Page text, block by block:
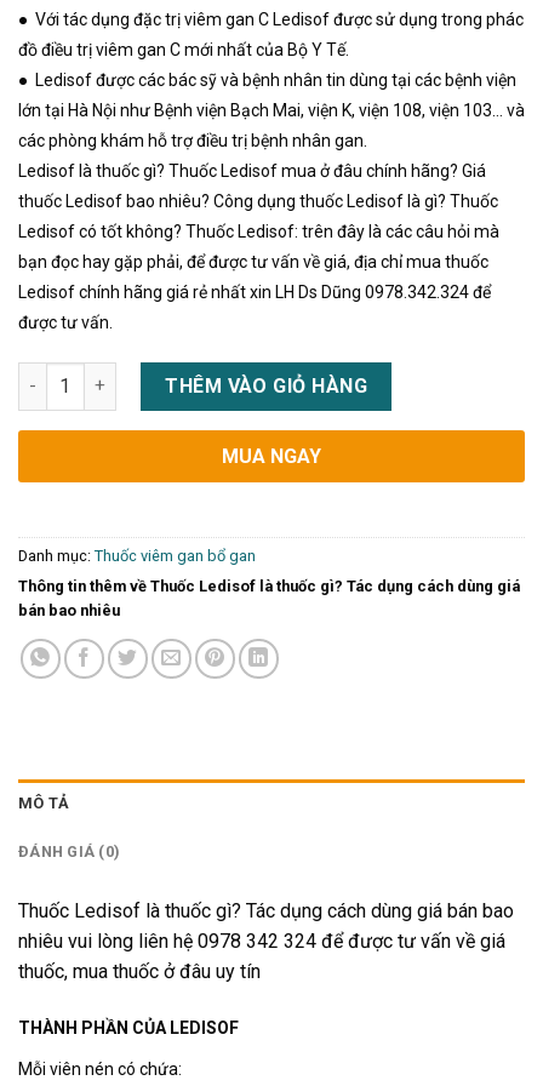
● Với tác dụng đặc trị viêm gan C Ledisof được sử dụng trong phác
đồ điều trị viêm gan C mới nhất của Bộ Y Tế.
● Ledisof được các bác sỹ và bệnh nhân tin dùng tại các bệnh viện
lớn tại Hà Nội như Bệnh viện Bạch Mai, viện K, viện 108, viện 103… và
các phòng khám hỗ trợ điều trị bệnh nhân gan.
Ledisof là thuốc gì? Thuốc Ledisof mua ở đâu chính hãng? Giá
thuốc Ledisof bao nhiêu? Công dụng thuốc Ledisof là gì? Thuốc
Ledisof có tốt không? Thuốc Ledisof: trên đây là các câu hỏi mà
bạn đọc hay gặp phải, để được tư vấn về giá, địa chỉ mua thuốc
Ledisof chính hãng giá rẻ nhất xin LH Ds Dũng 0978.342.324 để
được tư vấn.
Thuốc Ledisof là thuốc gì? Tác dụng cách dùng giá bán bao
THÊM VÀO GIỎ HÀNG
MUA NGAY
Danh mục: Thuốc viêm gan bổ gan
Thông tin thêm về Thuốc Ledisof là thuốc gì? Tác dụng cách dùng giá
bán bao nhiêu
MÔ TẢ
ĐÁNH GIÁ (0)
Thuốc Ledisof là thuốc gì? Tác dụng cách dùng giá bán bao
nhiêu vui lòng liên hệ 0978 342 324 để được tư vấn về giá
thuốc, mua thuốc ở đâu uy tín
THÀNH PHẦN CỦA LEDISOF
Mỗi viên nén có chứa: